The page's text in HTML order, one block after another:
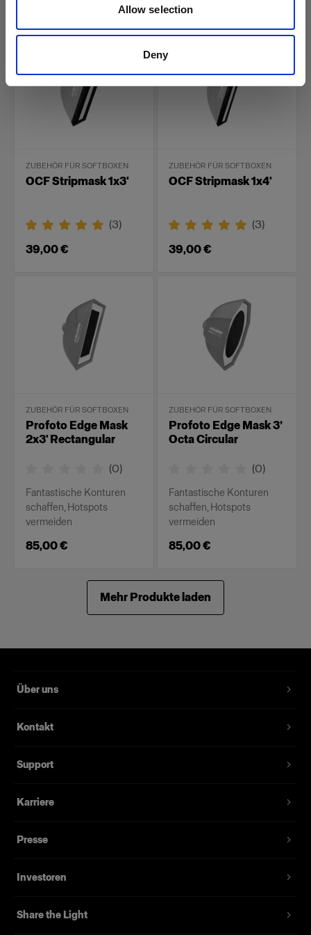
Allow selection
Deny
99,00 €
ZUBEHÖR FÜR SOFTBOXEN
OCF Stripmask 1x3'
(3)
39,00 €
ZUBEHÖR FÜR SOFTBOXEN
OCF Stripmask 1x4'
(3)
39,00 €
ZUBEHÖR FÜR SOFTBOXEN
Profoto Edge Mask
2x3' Rectangular
(0)
Fantastische Konturen
schaffen, Hotspots
vermeiden
85,00 €
ZUBEHÖR FÜR SOFTBOXEN
Profoto Edge Mask 3’
Octa Circular
(0)
Fantastische Konturen
schaffen, Hotspots
vermeiden
85,00 €
Mehr Produkte laden
Über uns
Kontakt
Support
Karriere
Presse
Investoren
Share the Light